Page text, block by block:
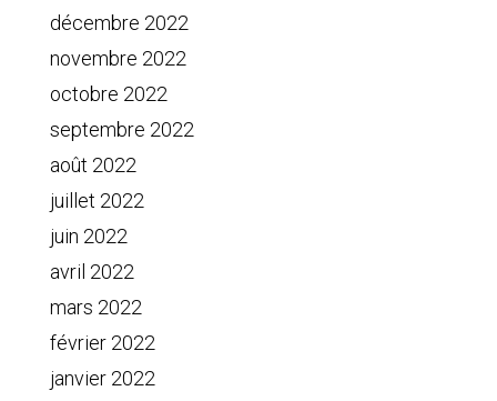
décembre 2022
novembre 2022
octobre 2022
septembre 2022
août 2022
juillet 2022
juin 2022
avril 2022
mars 2022
février 2022
janvier 2022